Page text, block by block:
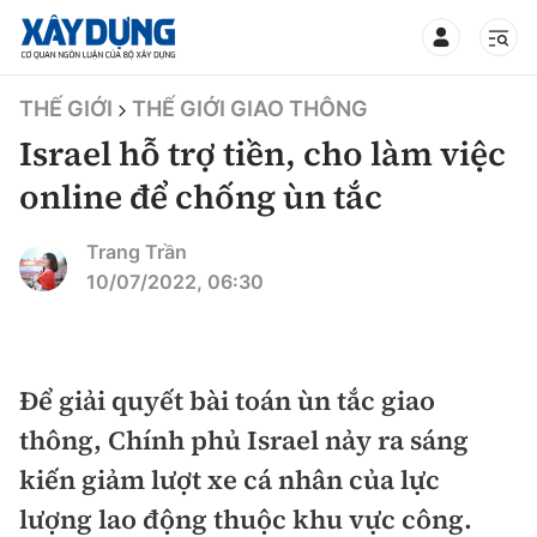
TIN BỘ XÂY DỰNG
CHUYÊN MỤC
Thời sự
Chính trị
Xã hội
Xây dựng
Chỉ đạo điều hành
Giao thông
THẾ GIỚI THẾ GIỚI GIAO THÔNG
Israel hỗ trợ tiền, cho làm việc
online để chống ùn tắc
Trang Trần
10/07/2022, 06:30
Để giải quyết bài toán ùn tắc giao
thông, Chính phủ Israel nảy ra sáng
kiến giảm lượt xe cá nhân của lực
lượng lao động thuộc khu vực công.